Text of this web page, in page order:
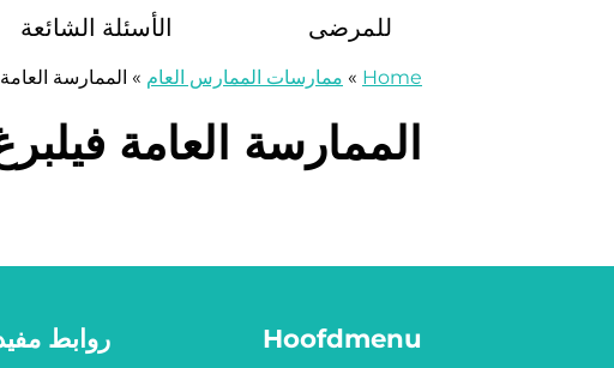
للمرضى الأسئلة الشائعة
Home
» ممارسات الممارس العام » الممارسة
الممارسة العامة
Hoofdmenu روابط